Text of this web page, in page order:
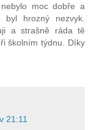
moc dobře a
hrozný nezvyk.
a strašně ráda tě
školním týdnu. Díky
21:11